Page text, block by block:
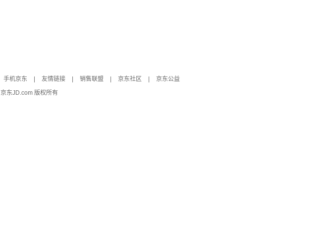
手机京东 友情链接 销售联盟 京东社区
京东公益
京东JD.com 版权所有